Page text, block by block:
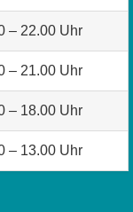
– 22.00 Uhr
– 21.00 Uhr
– 18.00 Uhr
– 13.00 Uhr